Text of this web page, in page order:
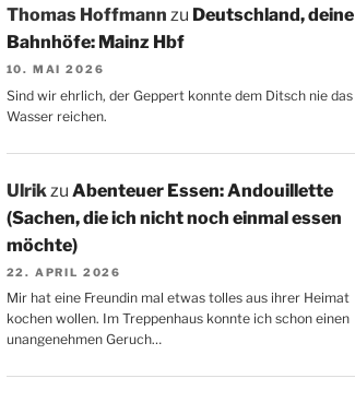
Thomas Hoffmann zu Deutschland, deine
Bahnhöfe: Mainz Hbf
10. MAI 2026
Sind wir ehrlich, der Geppert konnte dem Ditsch nie das
Wasser reichen.
Ulrikzu Abenteuer Essen: Andouillette
(Sachen, die ich nicht noch einmal essen
möchte)
22. APRIL 2026
Mir hat eine Freundin mal etwas tolles aus ihrer Heimat
kochen wollen. Im Treppenhaus konnte ich schon einen
unangenehmen Geruch…